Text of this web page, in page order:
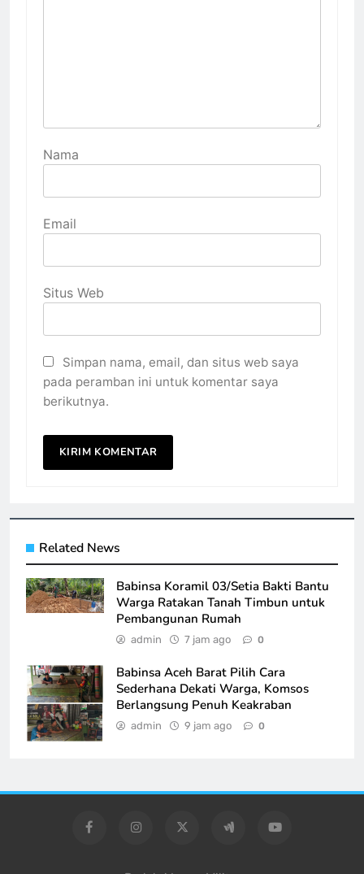
Nama
Email
Situs Web
Simpan nama, email, dan situs web saya
pada peramban ini untuk komentar saya
berikutnya.
Related News
Babinsa Koramil 03/Setia Bakti Bantu
Warga Ratakan Tanah Timbun untuk
Pembangunan Rumah
admin 7 jam ago 0
Babinsa Aceh Barat Pilih Cara
Sederhana Dekati Warga, Komsos
Berlangsung Penuh Keakraban
admin 9 jam ago 0